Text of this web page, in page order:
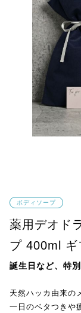
ボディソープ
薬用デオド
プ 400ml ギ
誕生日など、特
天然ハッカ由来の
一日のベタつきや